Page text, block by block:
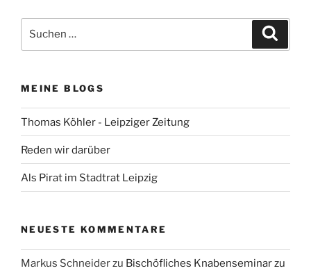
nach:
MEINE BLOGS
Thomas Köhler - Leipziger Zeitung
Reden wir darüber
Als Pirat im Stadtrat Leipzig
NEUESTE KOMMENTARE
Markus Schneiderzu Bischöfliches Knabenseminar zu